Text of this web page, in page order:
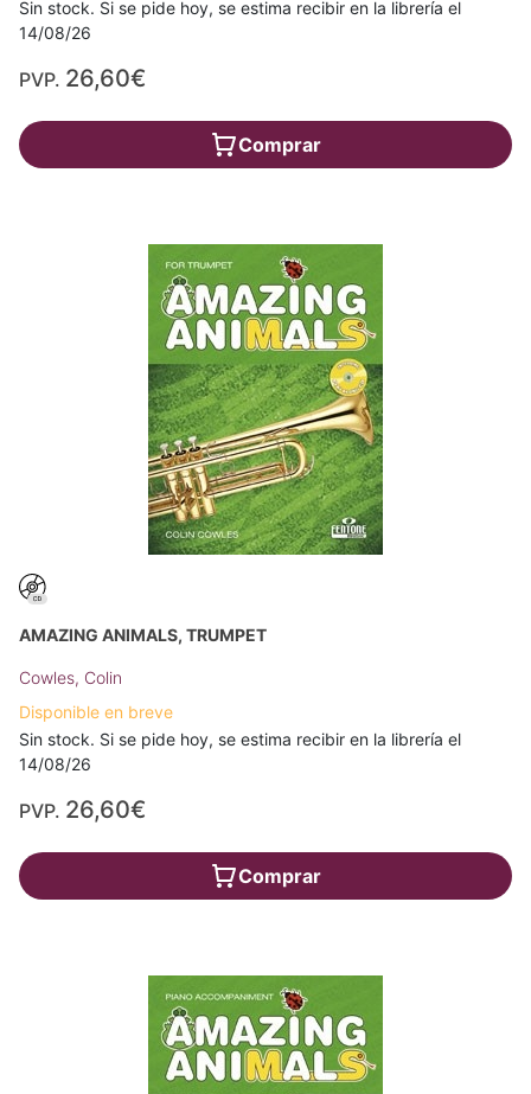
Sin stock. Si se pide hoy, se estima recibir en la librería el
14/08/26
PVP. 26,60€
Comprar
AMAZING ANIMALS, TRUMPET
Cowles, Colin
Disponible en breve
Sin stock. Si se pide hoy, se estima recibir en la librería el
14/08/26
PVP. 26,60€
Comprar